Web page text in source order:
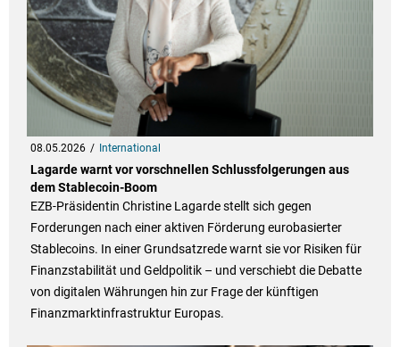
08.05.2026 International
Lagarde warnt vor vorschnellen Schlussfolgerungen aus
dem Stablecoin-Boom
EZB-Präsidentin Christine Lagarde stellt sich gegen
Forderungen nach einer aktiven Förderung eurobasierter
Stablecoins. In einer Grundsatzrede warnt sie vor Risiken für
Finanzstabilität und Geldpolitik – und verschiebt die Debatte
von digitalen Währungen hin zur Frage der künftigen
Finanzmarktinfrastruktur Europas.